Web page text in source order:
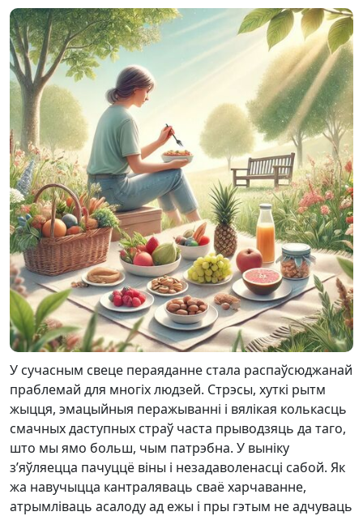
У сучасным свеце пераяданне стала распаўсюджанай
праблемай для многіх людзей. Стрэсы, хуткі рытм
жыцця, эмацыйныя перажыванні і вялікая колькасць
смачных даступных страў часта прыводзяць да таго,
што мы ямо больш, чым патрэбна. У выніку
з’яўляецца пачуццё віны і незадаволенасці сабой. Як
жа навучыцца кантраляваць сваё харчаванне,
атрымліваць асалоду ад ежы і пры гэтым не адчуваць